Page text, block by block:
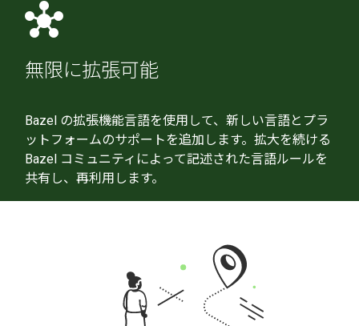
hub
無限に拡張可能
Bazel の拡張機能言語を使用して、新しい言語とプラ
ットフォームのサポートを追加します。拡大を続ける
Bazel コミュニティによって記述された言語ルールを
共有し、再利用します。